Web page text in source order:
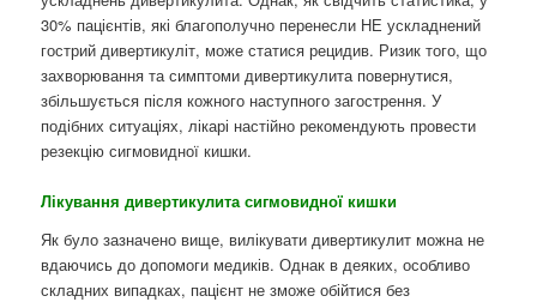
30% пацієнтів, які благополучно перенесли НЕ ускладнений
гострий дивертикуліт, може статися рецидив. Ризик того, що
захворювання та симптоми дивертикулита повернутися,
збільшується після кожного наступного загострення. У
подібних ситуаціях, лікарі настійно рекомендують провести
резекцію сигмовидної кишки.
Лікування дивертикулита сигмовидної кишки
Як було зазначено вище, вилікувати дивертикулит можна не
вдаючись до допомоги медиків. Однак в деяких, особливо
складних випадках, пацієнт не зможе обійтися без